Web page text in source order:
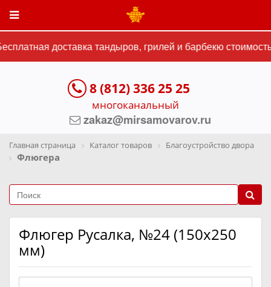
доставка тандыров, грилей и барбекю
8 (812) 336 25 25
многоканальный
zakaz@mirsamovarov.ru
Главная страница Каталог товаров Благоустройство двора
Флюгера
Флюгер Русалка, №24 (150x250
мм)